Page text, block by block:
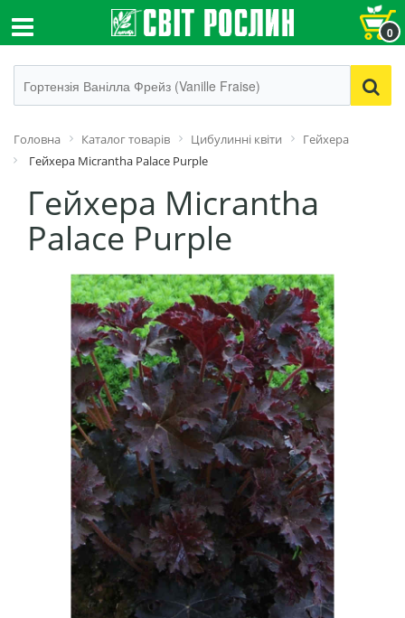
0
Головна Каталог товарів Цибулинні квіти
Гейхера
Гейхера Micrantha Palace Purple
Гейхера Micrantha
Palace Purple